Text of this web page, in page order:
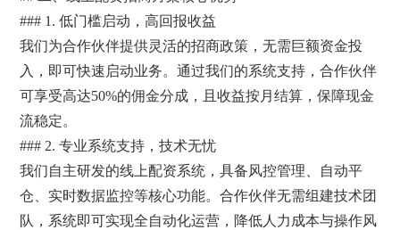
### 1. 低门槛启动，高回报收益
我们为合作伙伴提供灵活的招商政策，无需巨额资金投
入，即可快速启动业务。通过我们的系统支持，合作伙伴
可享受高达50%的佣金分成，且收益按月结算，保障现金
流稳定。
### 2. 专业系统支持，技术无忧
我们自主研发的线上配资系统，具备风控管理、自动平
仓、实时数据监控等核心功能。合作伙伴无需组建技术团
队，系统即可实现全自动化运营，降低人力成本与操作风